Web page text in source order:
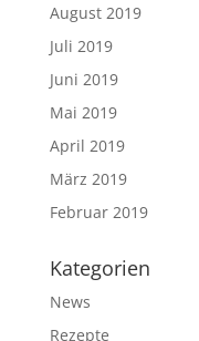
August 2019
Juli 2019
Juni 2019
Mai 2019
April 2019
März 2019
Februar 2019
Kategorien
News
Rezepte